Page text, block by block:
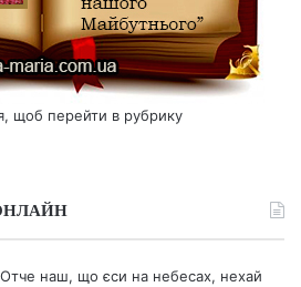
щоб перейти в рубрику
наш, що єси на небесах, нехай